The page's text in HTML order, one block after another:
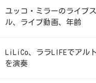
ユッコ・ミラーのライブ
ル、ライブ動画、年齢
LiLiCo、ララLIFEでアル
を演奏